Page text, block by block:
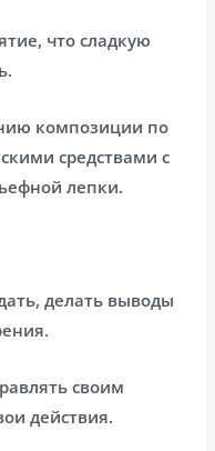
что сладкую
композиции по
средствами с
лепки.
делать выводы
своим
действия.